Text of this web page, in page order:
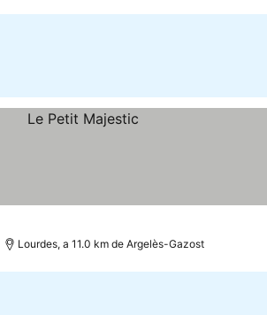
Lourdes, a 11.0 km de Argelès-Gazost